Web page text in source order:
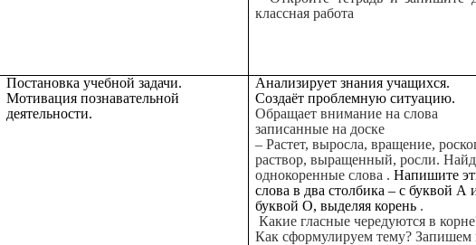
классная работа
Постановка учебной задачи.
Мотивация познавательной
деятельности.
Анализирует знания учащихся.
Создаёт проблемную ситуацию.
Обращает внимание на слова
записанные на доске
– Растет, выросла, вращение,
раствор, выращенный, росли.
однокоренные слова . Напишите
слова в два столбика – с буквой А
буквой О, выделяя корень.
Какие гласные чередуются в
Как сформулируем тему? Запишем